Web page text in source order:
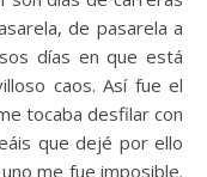
de pasarela a
días en que está
caos. Así fue el
tocaba desfilar con
que dejé por ello
me fue imposible.